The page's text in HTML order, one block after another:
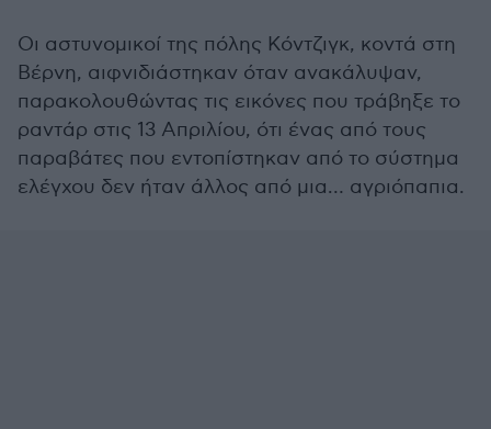
Οι αστυνομικοί της πόλης Κόντζιγκ, κοντά στη
Βέρνη, αιφνιδιάστηκαν όταν ανακάλυψαν,
παρακολουθώντας τις εικόνες που τράβηξε το
ραντάρ στις 13 Απριλίου, ότι ένας από τους
παραβάτες που εντοπίστηκαν από το σύστημα
ελέγχου δεν ήταν άλλος από μια… αγριόπαπια.